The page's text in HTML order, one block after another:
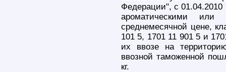
Федерации", с 01.04.2010
ароматическими или
среднемесячной цене,
101 5, 1701 11 901 5 и
их ввозе на
ввозной таможенной
кг.